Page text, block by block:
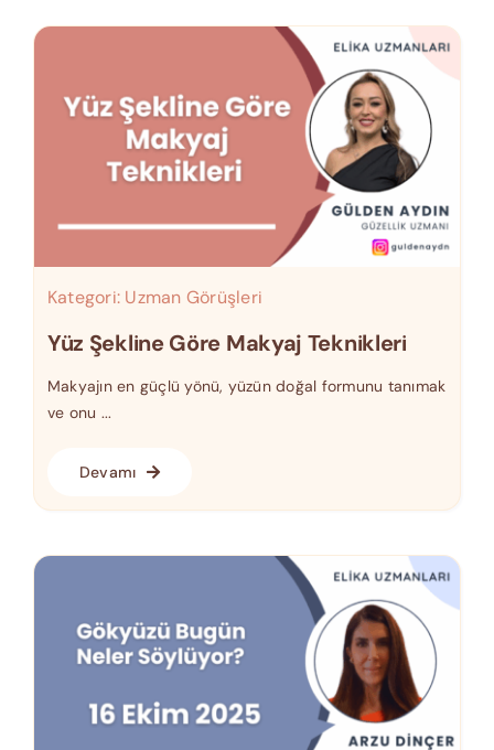
Kategori: Uzman Görüşleri
Yüz Şekline Göre Makyaj Teknikleri
Makyajın en güçlü yönü, yüzün doğal formunu tanımak
ve onu ...
Devamı